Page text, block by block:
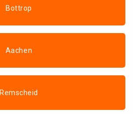
Bottrop
Aachen
Remscheid